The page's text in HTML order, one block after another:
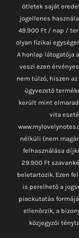
ötletek saját
jogellenes
49.900 Ft / nap /
olyan fizikai
A honlap látogatója
veszi ezen
nem túlzó, hiszen
ügyvezető
került mint
vita
nélküli (nem
felhasználása
29.900 Ft
beletartozik. Ezen
is perelhető a
piackutatás
ellenőrzik, a
közjegyzői